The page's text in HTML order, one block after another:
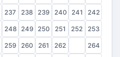
237 238 239 240 241 242
248 249 250 251 252 253
259 260 261 262 264